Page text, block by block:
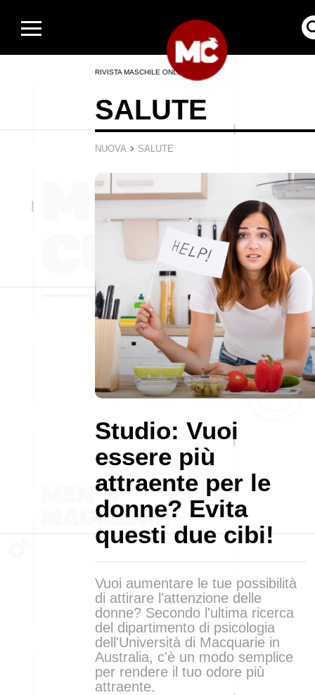
RIVISTA MASCHILE ONLINE
SALUTE
NUOVA › SALUTE
Studio: Vuoi
essere più
attraente per le
donne? Evita
questi due cibi!
Vuoi aumentare le tue possibilità
di attirare l'attenzione delle
donne? Secondo l'ultima ricerca
del dipartimento di psicologia
dell'Università di Macquarie in
Australia, c'è un modo semplice
per rendere il tuo odore più
attraente.